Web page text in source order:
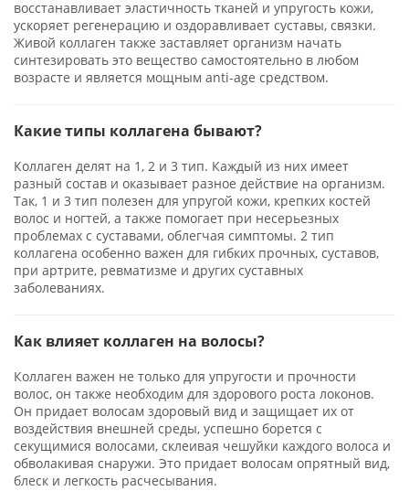
восстанавливает эластичность тканей и упругость кожи,
ускоряет регенерацию и оздоравливает суставы, связки.
Живой коллаген также заставляет организм начать
синтезировать это вещество самостоятельно в любом
возрасте и является мощным anti-age средством.
Какие типы коллагена бывают?
Коллаген делят на 1, 2 и 3 тип. Каждый из них имеет
разный состав и оказывает разное действие на организм.
Так, 1 и 3 тип полезен для упругой кожи, крепких костей
волос и ногтей, а также помогает при несерьезных
проблемах с суставами, облегчая симптомы. 2 тип
коллагена особенно важен для гибких прочных, суставов,
при артрите, ревматизме и других суставных
заболеваниях.
Как влияет коллаген на волосы?
Коллаген важен не только для упругости и прочности
волос, он также необходим для здорового роста локонов.
Он придает волосам здоровый вид и защищает их от
воздействия внешней среды, успешно борется с
секущимися волосами, склеивая чешуйки каждого волоса и
обволакивая снаружи. Это придает волосам опрятный вид,
блеск и легкость расчесывания.